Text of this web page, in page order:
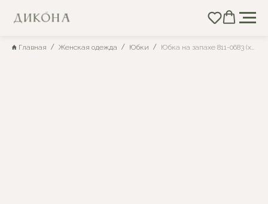
Главная Женская одежда Юбки Юбка на запахе 811-0683 (хаки)